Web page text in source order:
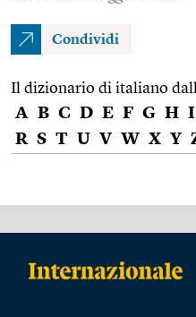
Condividi
Il dizionario di italiano
A B C D E F G H I
R S T U V W X Y